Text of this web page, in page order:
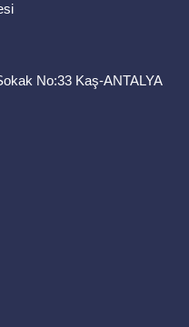
No:33 Kaş-ANTALYA